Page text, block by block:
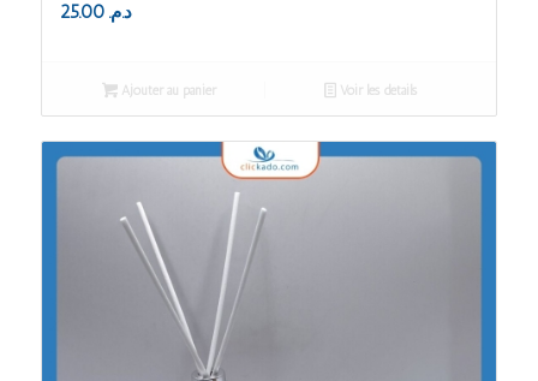
د.م. 25.00
Ajouter au panier Voir les détails